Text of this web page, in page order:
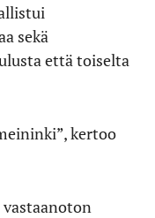
sekä
että toiselta
kertoo
vastaanoton